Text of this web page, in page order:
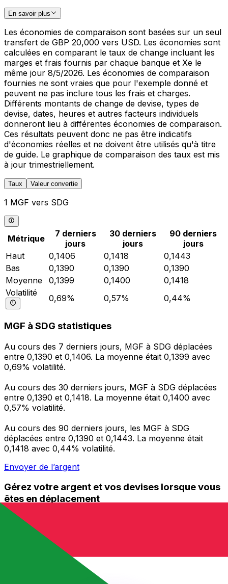
En savoir plus
Les économies de comparaison sont basées sur un seul
transfert de GBP 20,000 vers USD. Les économies sont
calculées en comparant le taux de change incluant les
marges et frais fournis par chaque banque et Xe le
même jour 8/5/2026. Les économies de comparaison
fournies ne sont vraies que pour l'exemple donné et
peuvent ne pas inclure tous les frais et charges.
Différents montants de change de devise, types de
devise, dates, heures et autres facteurs individuels
donneront lieu à différentes économies de comparaison.
Ces résultats peuvent donc ne pas être indicatifs
d'économies réelles et ne doivent être utilisés qu'à titre
de guide. Le graphique de comparaison des taux est mis
à jour trimestriellement.
Taux Valeur convertie
1 MGF vers SDG
Métrique
7 derniers
jours
30 derniers
jours
90 derniers
jours
Haut
0,1406 0,1418
0,1443
Bas
0,1390 0,1390
0,1390
Moyenne
0,1399 0,1400
0,1418
Volatilité
0,69% 0,57% 0,44%
MGF à SDG statistiques
Au cours des 7 derniers jours, MGF à SDG déplacées
entre 0,1390 et 0,1406. La moyenne était 0,1399 avec
0,69% volatilité.
Au cours des 30 derniers jours, MGF à SDG déplacées
entre 0,1390 et 0,1418. La moyenne était 0,1400 avec
0,57% volatilité.
Au cours des 90 derniers jours, les MGF à SDG
déplacées entre 0,1390 et 0,1443. La moyenne était
0,1418 avec 0,44% volatilité.
Envoyer de l’argent
Gérez votre argent et vos devises lorsque vous
êtes en déplacement
L'application Xe réunit toutes les fonctionnalités
nécessaires pour vos transferts d'argent internationaux
et la gestion de vos devises. Convertissez des devises,
programmez des alertes de taux et transférez de
l'argent à l'étranger sans frais cachés. Téléchargez
l'application dès aujourd'hui !